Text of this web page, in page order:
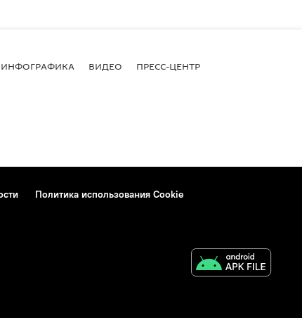
ИНФОГРАФИКА ВИДЕО ПРЕСС-ЦЕНТР
Политика использования Cookie